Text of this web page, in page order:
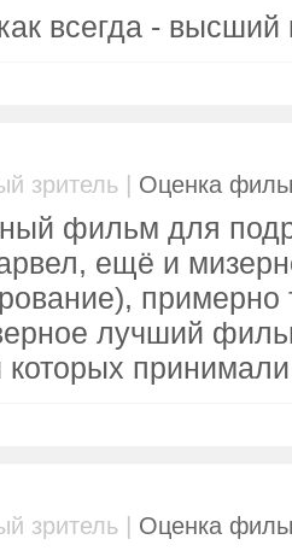
всегда - высший
зритель | Оценка
фильм для
ещё и
примерно
лучший
которых
зритель | Оценка